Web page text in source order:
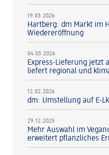
19.03.2026
Hartberg: dm Markt im
Wiedereröffnung
04.03.2026
Express-Lieferung jetzt
liefert regional und
12.02.2026
dm: Umstellung auf E-
29.12.2025
Mehr Auswahl im
erweitert pflanzliches